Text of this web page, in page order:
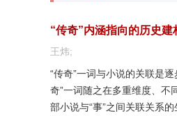
“传奇”内涵指向的历史建
王炜;
“传奇”一词与小说的关联是
奇”一词随之在多重维度、不
部小说与“事”之间关联关系